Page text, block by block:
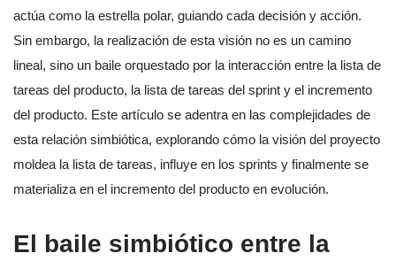
actúa como la estrella polar, guiando cada decisión y acción.
Sin embargo, la realización de esta visión no es un camino
lineal, sino un baile orquestado por la interacción entre la lista de
tareas del producto, la lista de tareas del sprint y el incremento
del producto. Este artículo se adentra en las complejidades de
esta relación simbiótica, explorando cómo la visión del proyecto
moldea la lista de tareas, influye en los sprints y finalmente se
materializa en el incremento del producto en evolución.
El baile simbiótico entre la